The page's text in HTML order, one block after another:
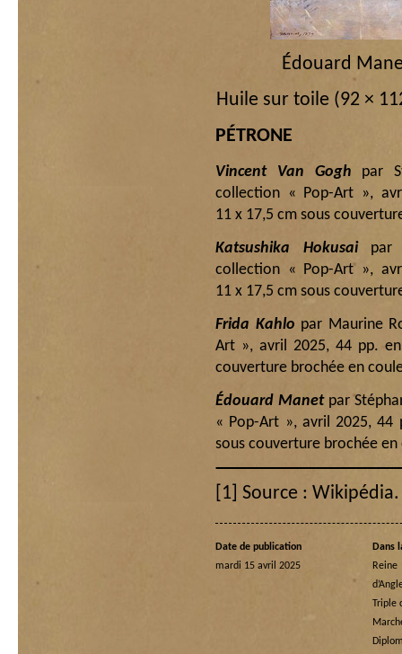
Édouard
Huile sur toile (92 ×
PÉTRONE
Vincent Van Gogh par
collection « Pop-Art »,
11 x 17,5 cm sous
Katsushika Hokusai par
collection « Pop-Art »,
11 x 17,5 cm sous
Frida Kahlo par Maurine
Art », avril 2025, 44 pp.
couverture brochée en
Édouard Manet par
« Pop-Art », avril 2025,
sous couverture brochée en
[1] Source : Wikipédia.
Date de publication
mardi 15 avril 2025
Dans
Triple